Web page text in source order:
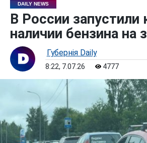
DAILY NEWS
В России запустили
наличии бензина на
Губернiя Daily
8:22, 7.07.26 4777